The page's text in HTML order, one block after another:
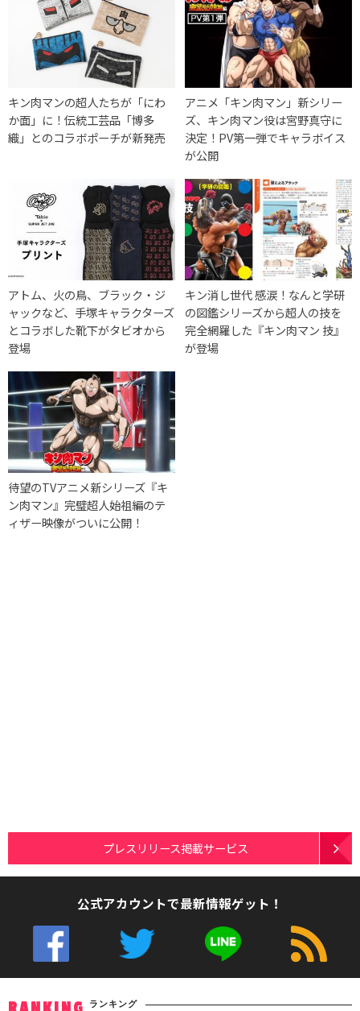
キン肉マンの超人たちが「にわ
か面」に！伝統工芸品「博多
織」とのコラボポーチが新発売
アニメ「キン肉マン」新シリー
ズ、キン肉マン役は宮野真守に
決定！PV第一弾でキャラボイス
が公開
アトム、火の鳥、ブラック・ジ
ャックなど、手塚キャラクターズ
とコラボした靴下がタビオから
登場
キン消し世代 感涙！なんと学研
の図鑑シリーズから超人の技を
完全網羅した『キン肉マン 技』
が登場
待望のTVアニメ新シリーズ『キ
ン肉マン』完璧超人始祖編のテ
ィザー映像がついに公開！
プレスリリース掲載サービス
公式アカウントで最新情報ゲット！
ランキング